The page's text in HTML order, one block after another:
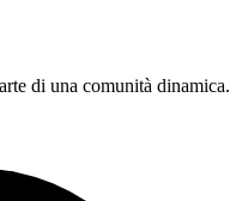
di una comunità dinamica.